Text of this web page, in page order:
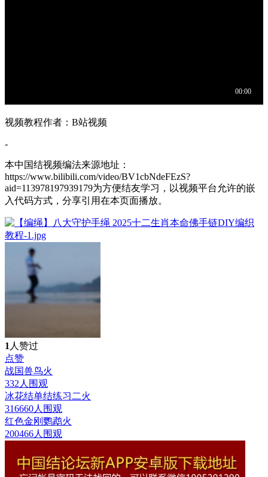
视频教程作者：B站视频
-
本中国结视频编法来源地址：
https://www.bilibili.com/video/BV1cbNdeFEzS?
aid=113978197939179为方便结友学习，以视频平台允许的嵌
入代码方式，分享引用在本页面播放。
1 人赞过
点赞
战国兽鸟火
332人围观
冰花结单结练习二火
316660人围观
红色金刚鹦鹉火
200466人围观